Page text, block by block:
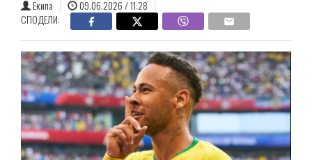
Екипа
09.06.2026 / 11:28
СПОДЕЛИ: